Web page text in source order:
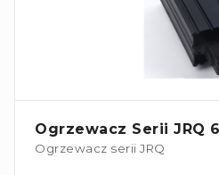
Ogrzewacz Serii JRQ
Ogrzewacz serii JRQ